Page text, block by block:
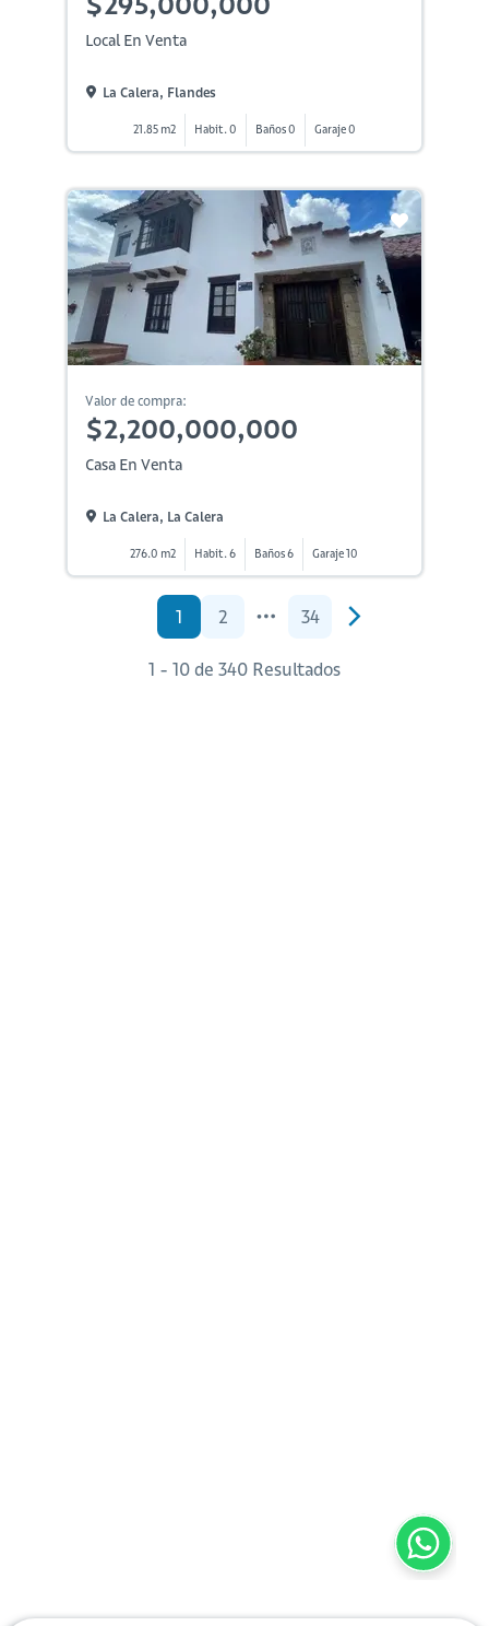
Local En Venta
La Calera, Flandes
21.85 m2 Habit. 0 Baños 0 Garaje 0
Valor de compra:
$2,200,000,000
Casa En Venta
La Calera, La Calera
276.0 m2 Habit. 6 Baños 6 Garaje 10
1 2 34
1 - 10 de 340 Resultados